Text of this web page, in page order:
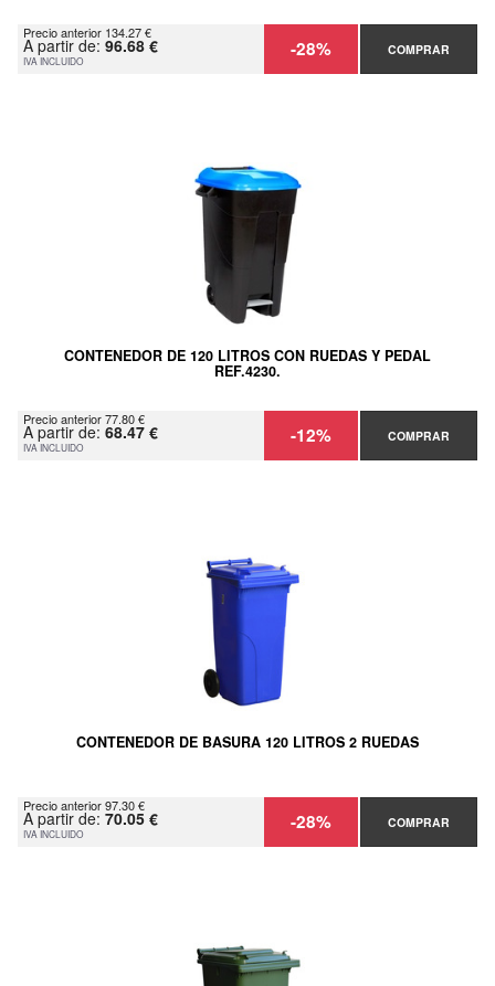
Precio anterior 134.27 €
A partir de: 96.68 €
IVA INCLUIDO -28% COMPRAR
CONTENEDOR DE 120 LITROS CON RUEDAS Y PEDAL
REF.4230.
Precio anterior 77.80 €
A partir de: 68.47 €
IVA INCLUIDO -12% COMPRAR
CONTENEDOR DE BASURA 120 LITROS 2 RUEDAS
Precio anterior 97.30 €
A partir de: 70.05 €
IVA INCLUIDO -28% COMPRAR